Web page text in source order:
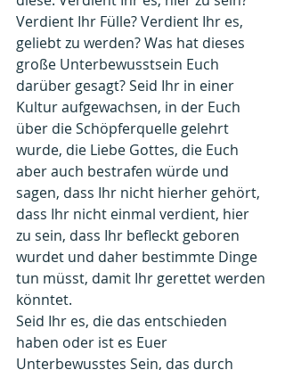
Verdient Ihr Fülle? Verdient Ihr es,
geliebt zu werden? Was hat dieses
große Unterbewusstsein Euch
darüber gesagt? Seid Ihr in einer
Kultur aufgewachsen, in der Euch
über die Schöpferquelle gelehrt
wurde, die Liebe Gottes, die Euch
aber auch bestrafen würde und
sagen, dass Ihr nicht hierher gehört,
dass Ihr nicht einmal verdient, hier
zu sein, dass Ihr befleckt geboren
wurdet und daher bestimmte Dinge
tun müsst, damit Ihr gerettet werden
könntet.
Seid Ihr es, die das entschieden
haben oder ist es Euer
Unterbewusstes Sein, das durch